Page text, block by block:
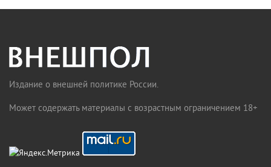
Издание о внешней политике России.
Может содержать материалы с возрастным ограничением 18+